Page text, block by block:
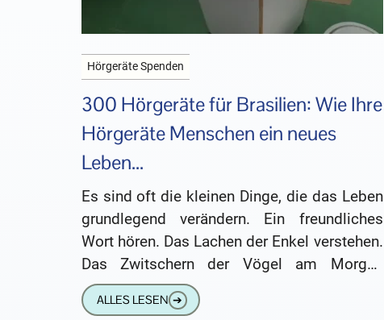
Hörgeräte Spenden
300 Hörgeräte für Brasilien: Wie Ihre
Hörgeräte Menschen ein neues
Leben...
Es sind oft die kleinen Dinge, die das Leben
grundlegend verändern. Ein freundliches
Wort hören. Das Lachen der Enkel verstehen.
Das Zwitschern der Vögel am Morgen
wahrnehmen. Für Millionen schwerhöriger
ALLES LESEN ➔